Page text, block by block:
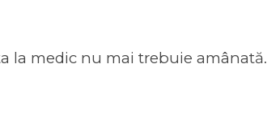
la medic nu mai trebuie amânată.